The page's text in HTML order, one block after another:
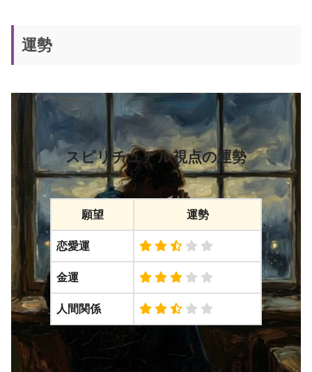
運勢
スピリチュアル視点の運勢
願望 運勢
恋愛運
金運
人間関係